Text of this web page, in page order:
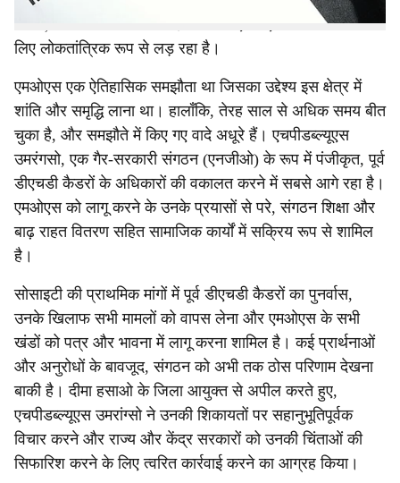
असम, भारत सरकार के बीच हस्ताक्षरित एमओएस के कार्यान्वयन के
लिए लोकतांत्रिक रूप से लड़ रहा है।
एमओएस एक ऐतिहासिक समझौता था जिसका उद्देश्य इस क्षेत्र में
शांति और समृद्धि लाना था। हालाँकि, तेरह साल से अधिक समय बीत
चुका है, और समझौते में किए गए वादे अधूरे हैं। एचपीडब्ल्यूएस
उमरंगसो, एक गैर-सरकारी संगठन (एनजीओ) के रूप में पंजीकृत, पूर्व
डीएचडी कैडरों के अधिकारों की वकालत करने में सबसे आगे रहा है।
एमओएस को लागू करने के उनके प्रयासों से परे, संगठन शिक्षा और
बाढ़ राहत वितरण सहित सामाजिक कार्यों में सक्रिय रूप से शामिल
है।
सोसाइटी की प्राथमिक मांगों में पूर्व डीएचडी कैडरों का पुनर्वास,
उनके खिलाफ सभी मामलों को वापस लेना और एमओएस के सभी
खंडों को पत्र और भावना में लागू करना शामिल है। कई प्रार्थनाओं
और अनुरोधों के बावजूद, संगठन को अभी तक ठोस परिणाम देखना
बाकी है। दीमा हसाओ के जिला आयुक्त से अपील करते हुए,
एचपीडब्ल्यूएस उमरांग्सो ने उनकी शिकायतों पर सहानुभूतिपूर्वक
विचार करने और राज्य और केंद्र सरकारों को उनकी चिंताओं की
सिफारिश करने के लिए त्वरित कार्रवाई करने का आग्रह किया।